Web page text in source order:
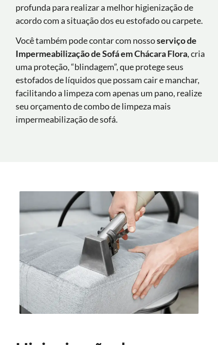
profunda para realizar a melhor higienização de
acordo com a situação dos eu estofado ou carpete.
Você também pode contar com nossoserviço de
Impermeabilização de Sofáem Chácara Flora, cria
uma proteção, “blindagem”, que protege seus
estofados de líquidos que possam cair e manchar,
facilitando a limpeza com apenas um pano, realize
seu orçamento de combo de limpeza mais
impermeabilização de sofá.